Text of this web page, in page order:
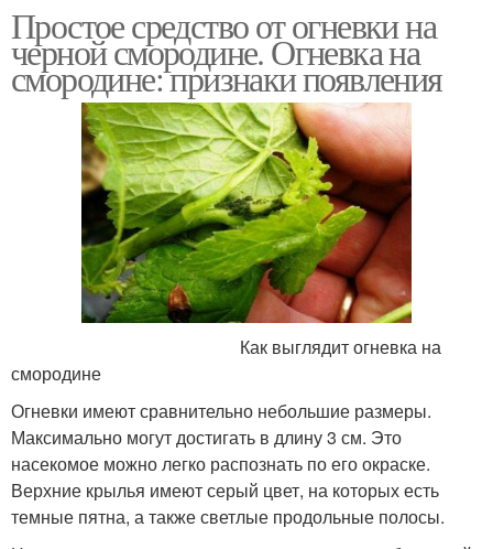
Простое средство от огневки на
черной смородине. Огневка на
смородине: признаки появления
Как выглядит огневка на
смородине
Огневки имеют сравнительно небольшие размеры.
Максимально могут достигать в длину 3 см. Это
насекомое можно легко распознать по его окраске.
Верхние крылья имеют серый цвет, на которых есть
темные пятна, а также светлые продольные полосы.